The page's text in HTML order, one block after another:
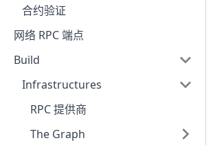
合约验证
网络 RPC 端点
Build
Infrastructures
RPC 提供商
The Graph